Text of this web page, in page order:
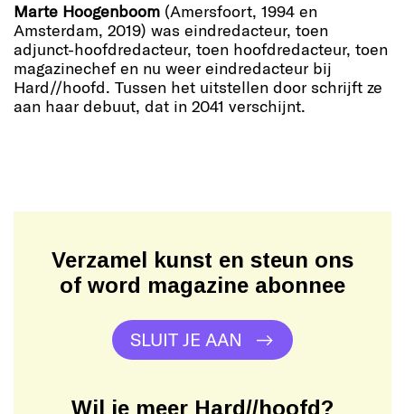
Marte Hoogenboom (Amersfoort, 1994 en
Amsterdam, 2019) was eindredacteur, toen
adjunct-hoofdredacteur, toen hoofdredacteur, toen
magazinechef en nu weer eindredacteur bij
Hard//hoofd. Tussen het uitstellen door schrijft ze
aan haar debuut, dat in 2041 verschijnt.
Verzamel kunst en steun ons
of word magazine abonnee
SLUIT JE AAN
Wil je meer Hard//hoofd?